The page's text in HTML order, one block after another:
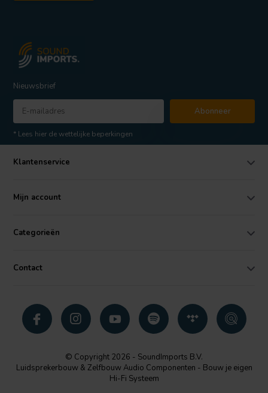
Nieuwsbrief
Abonneer
* Lees hier de wettelijke beperkingen
Klantenservice
Mijn account
Categorieën
Contact
© Copyright 2026 - SoundImports B.V.
Luidsprekerbouw & Zelfbouw Audio Componenten - Bouw je eigen
Hi-Fi Systeem